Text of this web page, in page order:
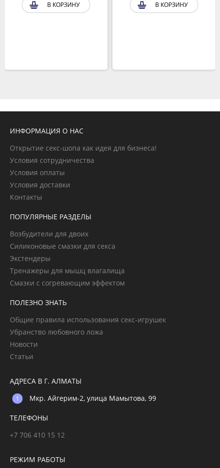
В КОРЗИНУ В КОРЗИНУ
ИНФОРМАЦИЯ О НАС
Открытие секс-шопа как идея для бизнеса!
Условия сотрудничества
Условия оплаты
Условия доставки
Контакты
ПОПУЛЯРНЫЕ РАЗДЕЛЫ
Возбудители для двоих
Силиконовые смазки для секса
Экстендеры
Тренажеры для мышц влагалища
Смазки с согревающим эффектом
ПОЛЕЗНО ЗНАТЬ
Общие правила использования секс-игрушек
Убранство любовного ложа
Новости
Статьи
АДРЕСА В Г. АЛМАТЫ
Мкр. Айгерим-2, улица Мамытова, 99
ТЕЛЕФОНЫ
+7 706 410 15 12
РЕЖИМ РАБОТЫ